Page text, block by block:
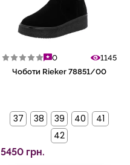
0
1145
Чоботи Rieker 78851/00
37 38 39 40
41
42
5450 грн.